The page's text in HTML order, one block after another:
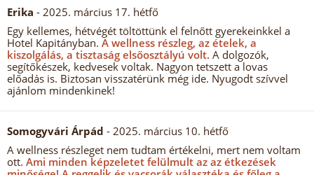
Erika - 2025. március 17. hétfő
Egy kellemes, hétvégét töltöttünk el felnőtt gyerekeinkkel a
Hotel Kapitányban. A wellness részleg, az ételek, a
kiszolgálás, a tisztaság elsőosztályú volt. A dolgozók,
segítőkészek, kedvesek voltak. Nagyon tetszett a lovas
előadás is. Biztosan visszatérünk még ide. Nyugodt szívvel
ajánlom mindenkinek!
Somogyvári Árpád - 2025. március 10. hétfő
A wellness részleget nem tudtam értékelni, mert nem voltam
ott. Ami minden képzeletet felülmult az az étkezések